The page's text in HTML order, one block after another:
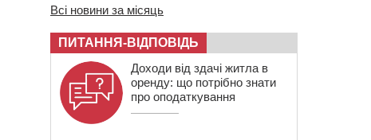
Всі новини за місяць
ПИТАННЯ-ВІДПОВІДЬ
Доходи від здачі житла в
оренду: що потрібно знати
про оподаткування